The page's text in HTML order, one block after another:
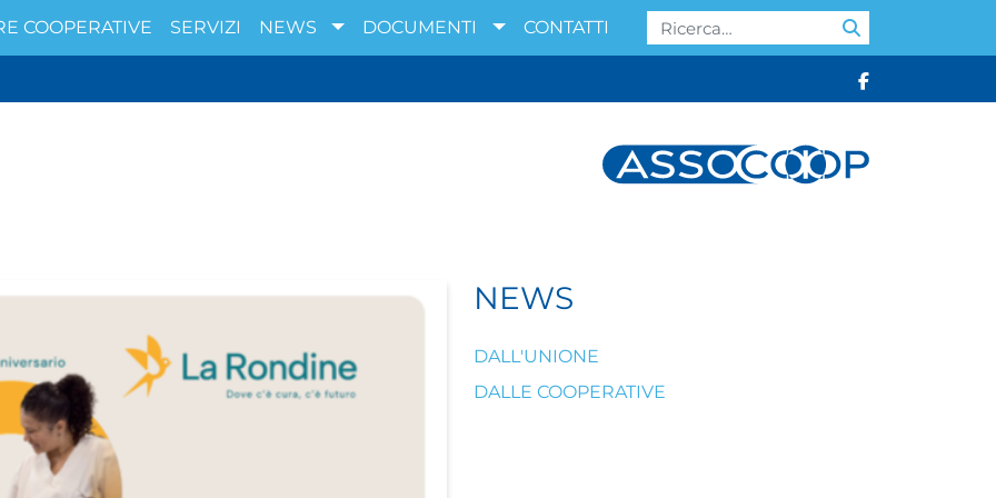
COOPERATIVE SERVIZI NEWS DOCUMENTI CONTATTI Cerca:
NEWS
DALL'UNIONE
DALLE COOPERATIVE